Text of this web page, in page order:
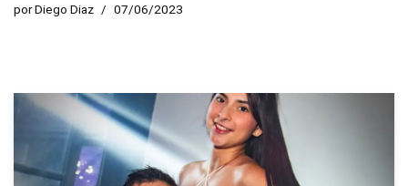
porDiego Diaz 07/06/2023